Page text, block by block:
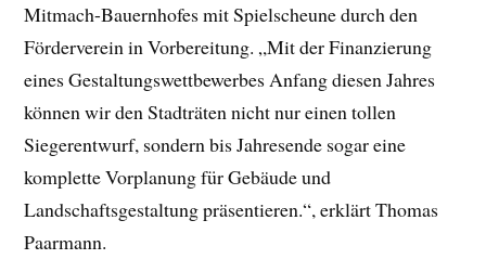
Mitmach-Bauernhofes mit Spielscheune durch den
Förderverein in Vorbereitung. „Mit der Finanzierung
eines Gestaltungswettbewerbes Anfang diesen Jahres
können wir den Stadträten nicht nur einen tollen
Siegerentwurf, sondern bis Jahresende sogar eine
komplette Vorplanung für Gebäude und
Landschaftsgestaltung präsentieren.“, erklärt Thomas
Paarmann.